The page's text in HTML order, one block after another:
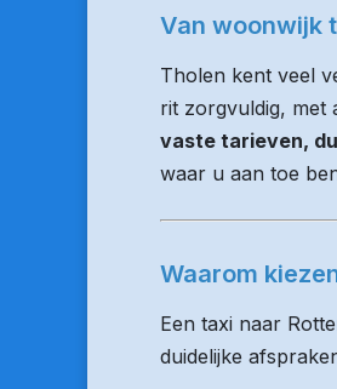
Van woonwijk
Tholen kent veel
rit zorgvuldig, met
vaste tarieven,
waar u aan toe
Waarom
Een taxi naar
duidelijke